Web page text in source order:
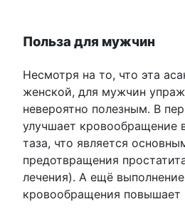
Польза для мужчин
Несмотря на то, что эта
женской, для мужчин
невероятно полезным. В
улучшает кровообращение
таза, что является
предотвращения
лечения). А ещё
кровообращения